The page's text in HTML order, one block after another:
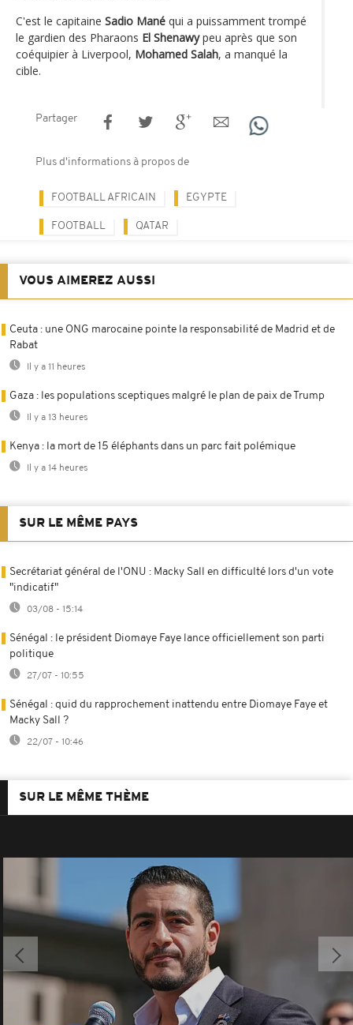
C'est le capitaine Sadio Mané qui a puissamment trompé
le gardien des Pharaons El Shenawypeu après que son
coéquipier à Liverpool, Mohamed Salah, a manqué la
cible.
Partager
Plus d'informations à propos de
FOOTBALL AFRICAIN EGYPTE
FOOTBALL QATAR
VOUS AIMEREZ AUSSI
Ceuta : une ONG marocaine pointe la responsabilité de Madrid et de
Rabat
Il y a 11 heures
Gaza : les populations sceptiques malgré le plan de paix de Trump
Il y a 13 heures
Kenya : la mort de 15 éléphants dans un parc fait polémique
Il y a 14 heures
SUR LE MÊME PAYS
Secrétariat général de l'ONU : Macky Sall en difficulté lors d'un vote
"indicatif"
03/08 - 15:14
Sénégal : le président Diomaye Faye lance officiellement son parti
politique
27/07 - 10:55
Sénégal : quid du rapprochement inattendu entre Diomaye Faye et
Macky Sall ?
22/07 - 10:46
SUR LE MÊME THÈME